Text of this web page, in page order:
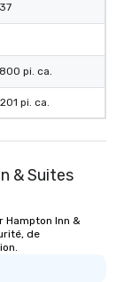
reach expanded from
of the healing
has the same effect
city is lost to time
come here. Chicora
Charleston experience.
800 pi. ca.
pi. ca.
& Suites
Inn &
de